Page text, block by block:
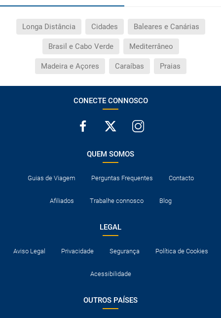
Longa Distância Cidades Baleares e Canárias
Brasil e Cabo Verde Mediterrâneo
Madeira e Açores Caraíbas Praias
CONECTE CONNOSCO
QUEM SOMOS
Guias de Viagem Perguntas Frequentes Contacto
Afiliados Trabalhe connosco Blog
LEGAL
Aviso Legal Privacidade Segurança Política de Cookies
Acessibilidade
OUTROS PAÍSES